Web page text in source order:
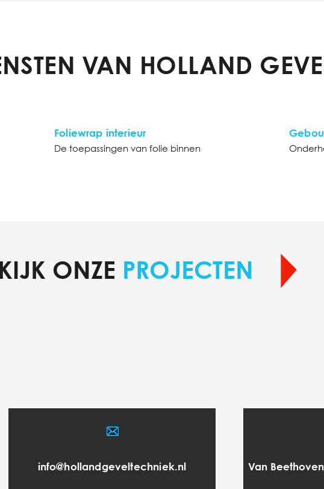
VAN HOLLAND
Foliewrap interieur
De toepassingen van folie binnen
ONZE PROJECTEN
info@hollandgeveltechniek.nl Van